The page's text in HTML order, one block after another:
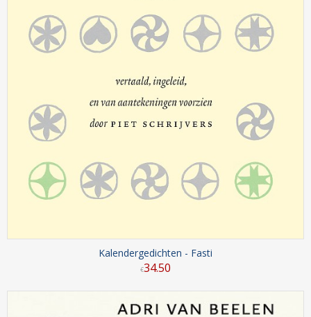
Kalendergedichten - Fasti
€34.50